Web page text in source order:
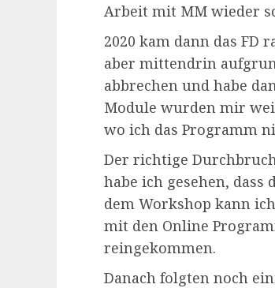
Arbeit mit MM wieder
2020 kam dann das FD
aber mittendrin
abbrechen und habe
Module wurden mir
wo ich das Programm
Der richtige
habe ich gesehen,
dem Workshop kann
mit den Online
reingekommen.
Danach folgten noch